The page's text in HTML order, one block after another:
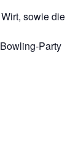
sowie die
Party